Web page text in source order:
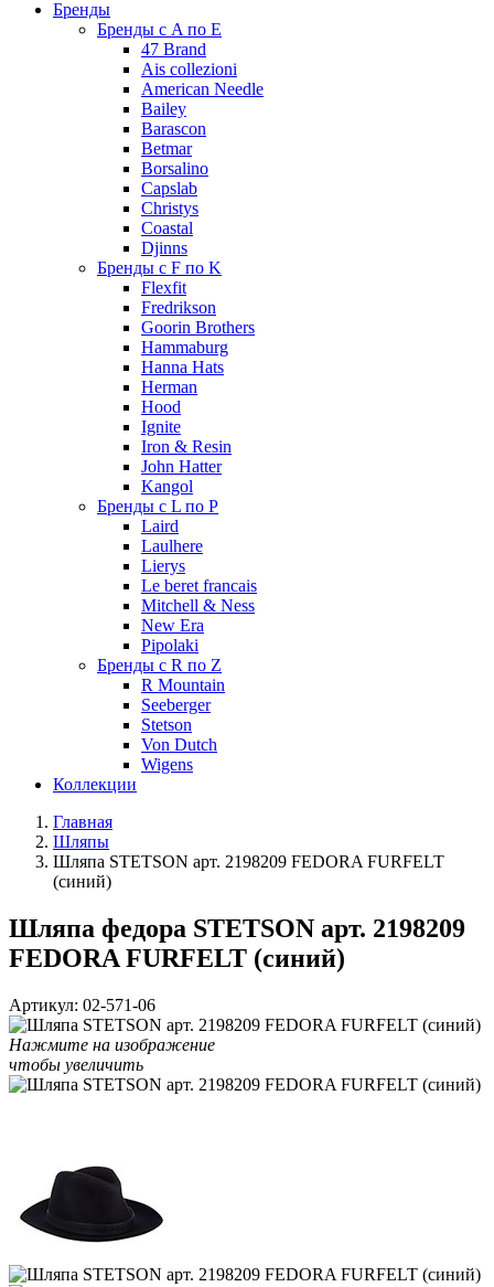
Бренды
Бренды с A по E
47 Brand
Ais collezioni
American Needle
Bailey
Barascon
Betmar
Borsalino
Capslab
Christys
Coastal
Djinns
Бренды с F по K
Flexfit
Fredrikson
Goorin Brothers
Hammaburg
Hanna Hats
Herman
Hood
Ignite
Iron & Resin
John Hatter
Kangol
Бренды с L по P
Laird
Laulhere
Lierys
Le beret francais
Mitchell & Ness
New Era
Pipolaki
Бренды с R по Z
R Mountain
Seeberger
Stetson
Von Dutch
Wigens
Коллекции
Главная
Шляпы
Шляпа STETSON арт. 2198209 FEDORA FURFELT
(синий)
Шляпа федора STETSON арт. 2198209
FEDORA FURFELT (синий)
Артикул: 02-571-06
Нажмите на изображение
чтобы увеличить